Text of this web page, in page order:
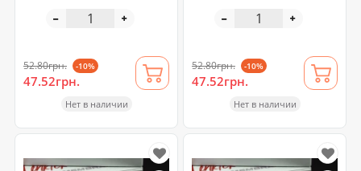
52.80грн. -10%
47.52грн.
Нет в наличии
52.80грн. -10%
47.52грн.
Нет в наличии